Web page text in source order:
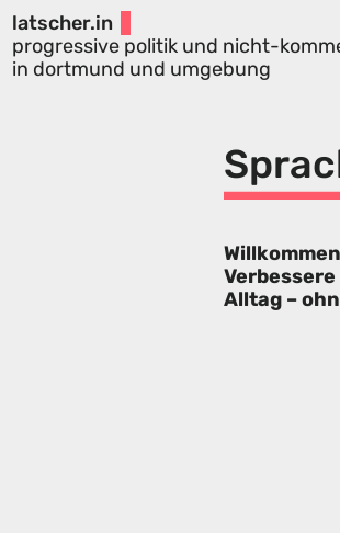
latscher.in
progressive politik und nicht-
in dortmund und umgebung
Alltag –